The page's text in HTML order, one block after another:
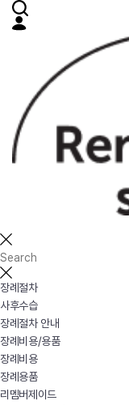
장례절차
사후수습
장례절차 안내
장례비용/용품
장례비용
장례용품
리멤버제이드